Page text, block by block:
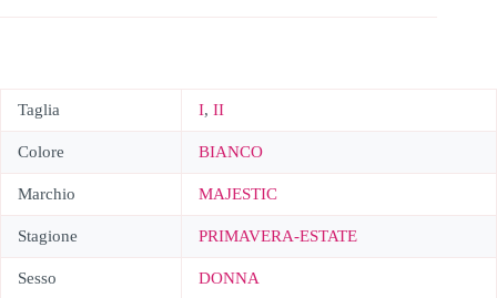
Taglia I, II
Colore BIANCO
Marchio MAJESTIC
Stagione PRIMAVERA-ESTATE
Sesso DONNA